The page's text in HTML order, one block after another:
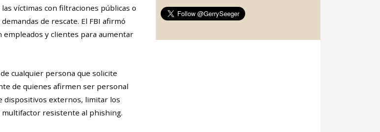
víctimas con filtraciones públicas o
de rescate. El FBI afirmó
y clientes para aumentar
cualquier persona que solicite
de quienes afirmen ser personal
dispositivos externos, limitar los
multifactor resistente al phishing.